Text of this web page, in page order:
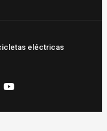
eléctricas